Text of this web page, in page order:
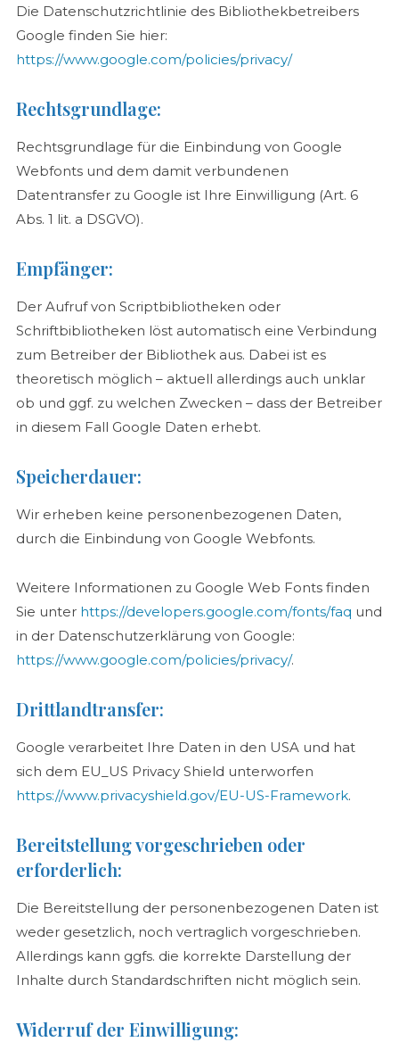
Die Datenschutzrichtlinie des Bibliothekbetreibers
Google finden Sie hier:
https://www.google.com/policies/privacy/
Rechtsgrundlage:
Rechtsgrundlage für die Einbindung von Google
Webfonts und dem damit verbundenen
Datentransfer zu Google ist Ihre Einwilligung (Art. 6
Abs. 1 lit. a DSGVO).
Empfänger:
Der Aufruf von Scriptbibliotheken oder
Schriftbibliotheken löst automatisch eine Verbindung
zum Betreiber der Bibliothek aus. Dabei ist es
theoretisch möglich – aktuell allerdings auch unklar
ob und ggf. zu welchen Zwecken – dass der Betreiber
in diesem Fall Google Daten erhebt.
Speicherdauer:
Wir erheben keine personenbezogenen Daten,
durch die Einbindung von Google Webfonts.
Weitere Informationen zu Google Web Fonts finden
Sie unter https://developers.google.com/fonts/faq und
in der Datenschutzerklärung von Google:
https://www.google.com/policies/privacy/.
Drittlandtransfer:
Google verarbeitet Ihre Daten in den USA und hat
sich dem EU_US Privacy Shield unterworfen
https://www.privacyshield.gov/EU-US-Framework.
Bereitstellung vorgeschrieben oder
erforderlich:
Die Bereitstellung der personenbezogenen Daten ist
weder gesetzlich, noch vertraglich vorgeschrieben.
Allerdings kann ggfs. die korrekte Darstellung der
Inhalte durch Standardschriften nicht möglich sein.
Widerruf der Einwilligung: